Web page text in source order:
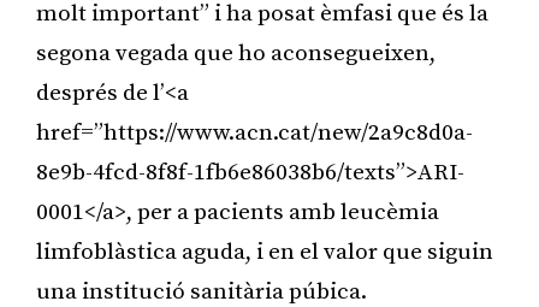
molt important” i ha posat èmfasi que és la
segona vegada que ho aconsegueixen,
després de l’<a
href=”https://www.acn.cat/new/2a9c8d0a-
8e9b-4fcd-8f8f-1fb6e86038b6/texts”>ARI-
0001</a>, per a pacients amb leucèmia
limfoblàstica aguda, i en el valor que siguin
una institució sanitària púbica.